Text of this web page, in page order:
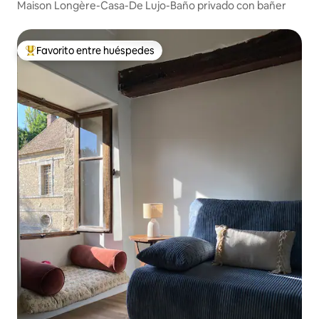
Maison Longère-Casa-De Lujo-Baño privado con bañer
Favorito entre huéspedes preferido
Favorito entre huéspedes